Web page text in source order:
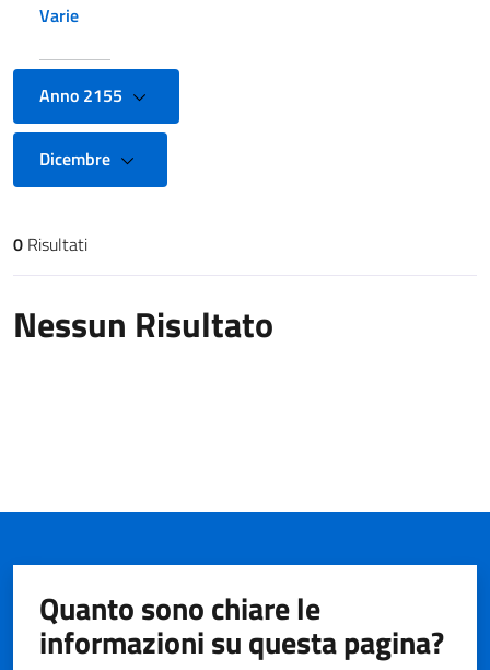
Varie
Anno 2155
Dicembre
Risultati di ricerca
0 Risultati
Nessun Risultato
Quanto sono chiare le
informazioni su questa pagina?